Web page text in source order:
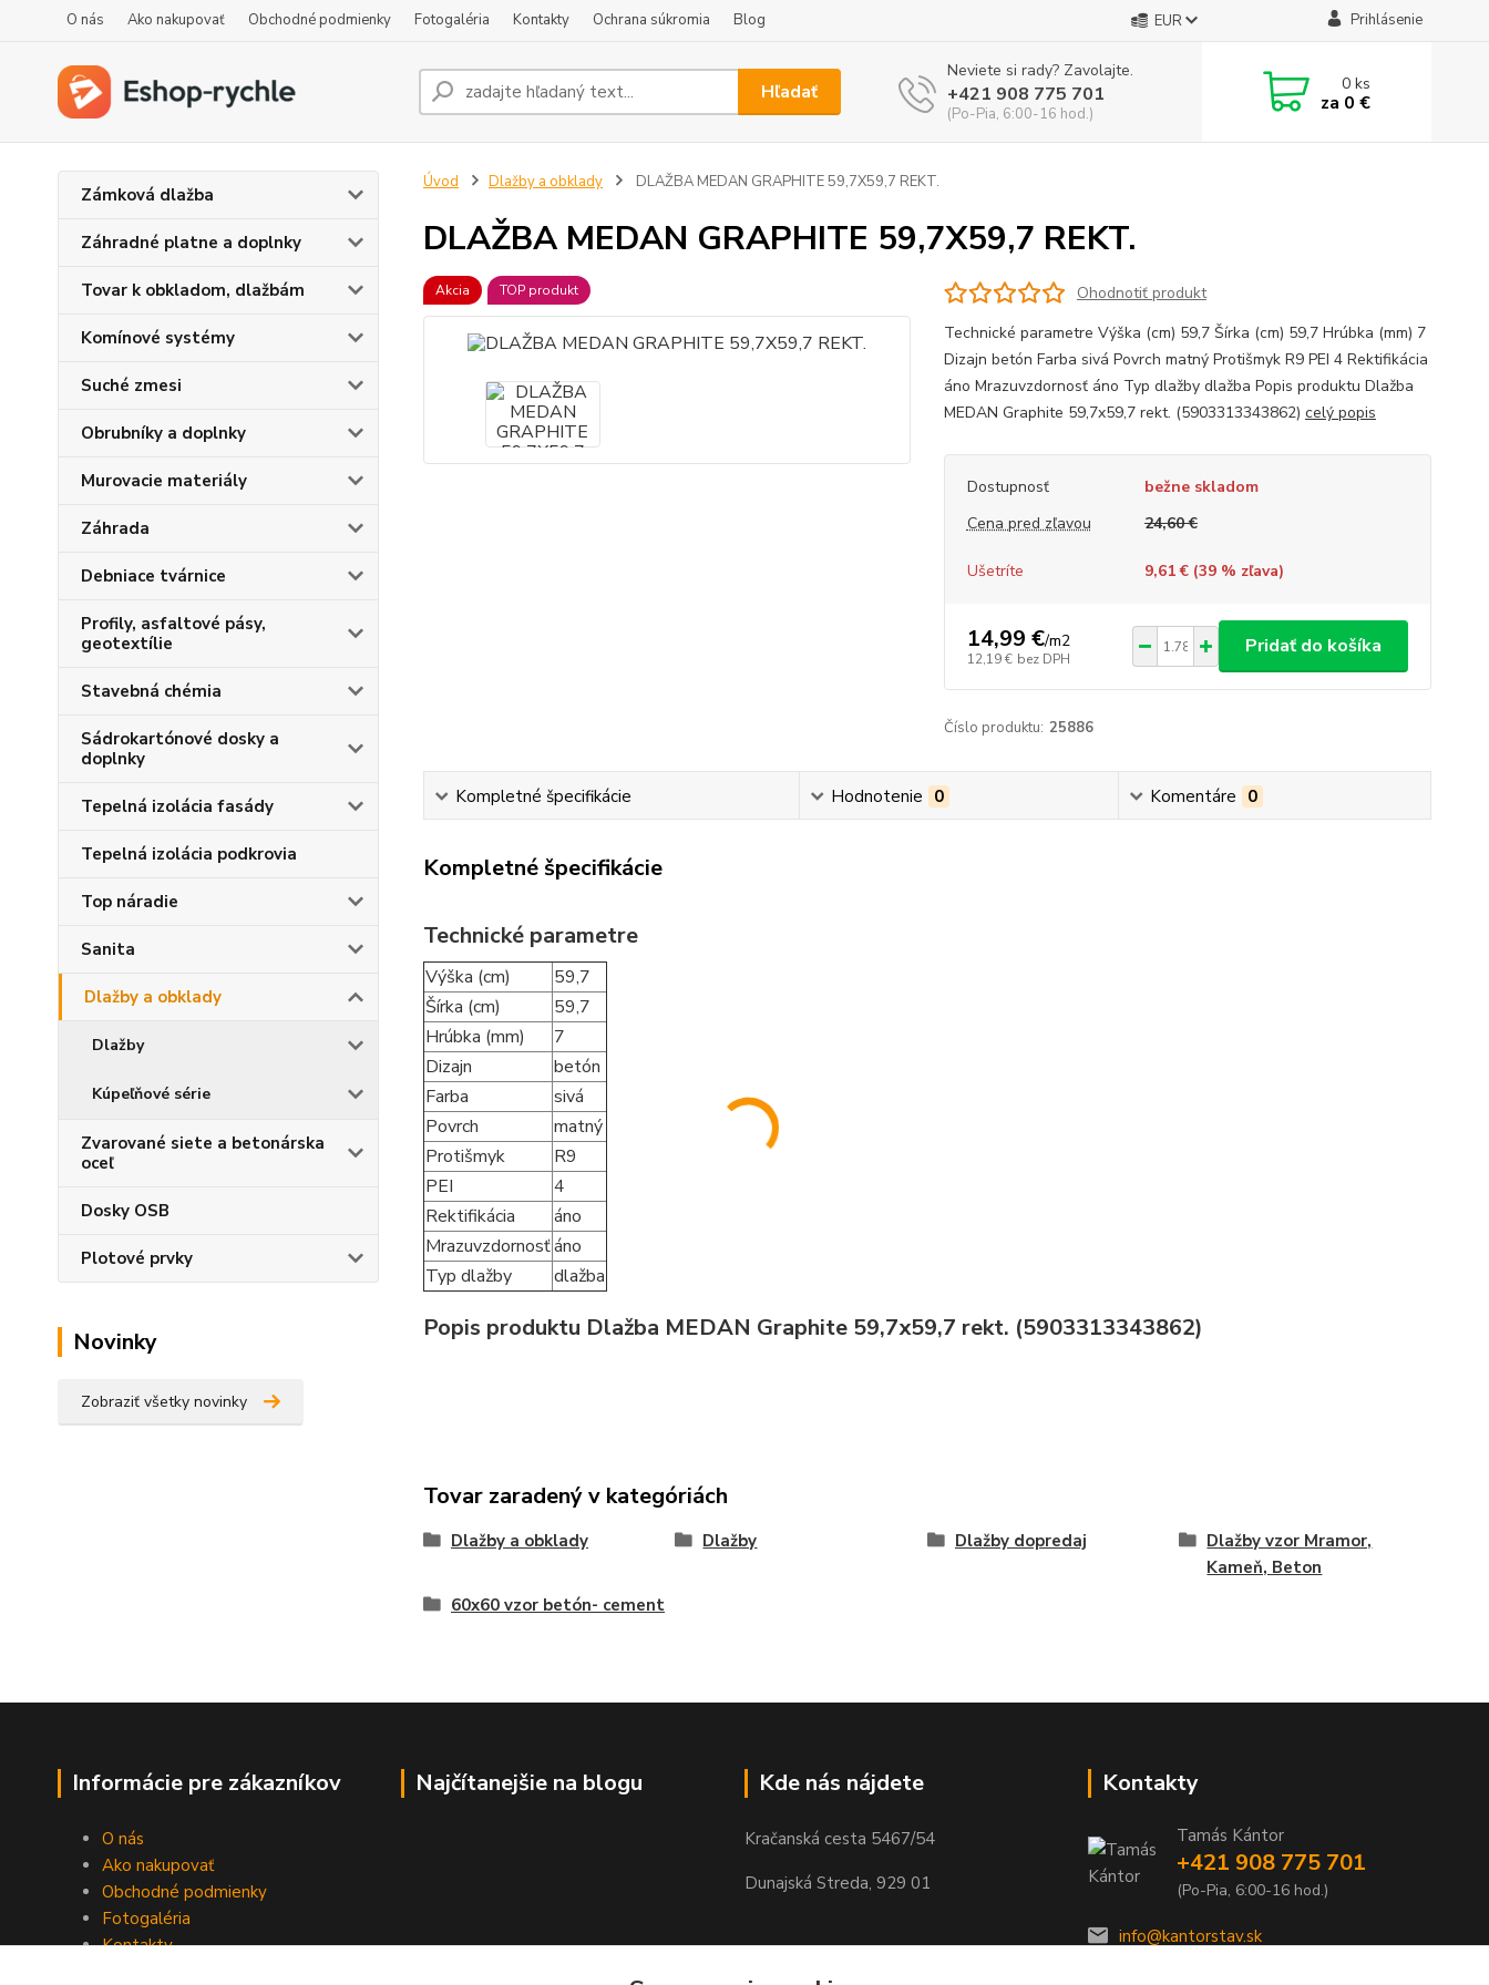
O nás Ako nakupovať Obchodné podmienky Fotogaléria Kontakty Ochrana súkromia Blog EUR Prihlásenie
Hľadať
Neviete si rady? Zavolajte.
+421 908 775 701
(Po-Pia, 6:00-16 hod.)
0ks
za 0 €
Zámková dlažba
Záhradné platne a doplnky
Tovar k obkladom, dlažbám
Komínové systémy
Suché zmesi
Obrubníky a doplnky
Murovacie materiály
Záhrada
Debniace tvárnice
Profily, asfaltové pásy,
geotextílie
Stavebná chémia
Sádrokartónové dosky a
doplnky
Tepelná izolácia fasády
Tepelná izolácia podkrovia
Top náradie
Sanita
Dlažby a obklady
Dlažby
Kúpeľňové série
Zvarované siete a betonárska
oceľ
Dosky OSB
Plotové prvky
Novinky
Zobraziť všetky novinky
Úvod Dlažby a obklady DLAŽBA MEDAN GRAPHITE 59,7X59,7 REKT.
DLAŽBA MEDAN GRAPHITE 59,7X59,7 REKT.
Akcia TOP produkt
Ohodnotiť produkt
Technické parametre Výška (cm) 59,7 Šírka (cm) 59,7 Hrúbka (mm) 7
Dizajn betón Farba sivá Povrch matný Protišmyk R9 PEI 4 Rektifikácia
áno Mrazuvzdornosť áno Typ dlažby dlažba Popis produktu Dlažba
MEDAN Graphite 59,7x59,7 rekt. (5903313343862) celý popis
Dostupnosť
bežne skladom
Cena pred zľavou
24,60 €
Ušetríte 9,61 € (39% zľava)
14,99 €/m2
12,19 € bez DPH
Pridať do košíka
Číslo produktu: 25886
Kompletné špecifikácie Hodnotenie 0 Komentáre 0
Kompletné špecifikácie
Technické parametre
Výška (cm)
59,7
Šírka (cm)
59,7
Hrúbka (mm)
7
Dizajn
betón
Farba
sivá
Povrch
matný
Protišmyk
R9
PEI
4
Rektifikácia
áno
Mrazuvzdornosťáno
Typ dlažby
dlažba
Popis produktu Dlažba MEDAN Graphite 59,7x59,7 rekt. (5903313343862)
Tovar zaradený v kategóriách
Dlažby a obklady Dlažby Dlažby dopredaj
Dlažby vzor Mramor,
Kameň, Beton
60x60 vzor betón- cement
Informácie pre zákazníkov
O nás
Ako nakupovať
Obchodné podmienky
Fotogaléria
Kontakty
Najčítanejšie na blogu Kde nás nájdete
Kračanská cesta 5467/54
Dunajská Streda, 929 01
Kontakty
Tamás Kántor
+421 908 775 701
(Po-Pia, 6:00-16 hod.)
info@kantorstav.sk